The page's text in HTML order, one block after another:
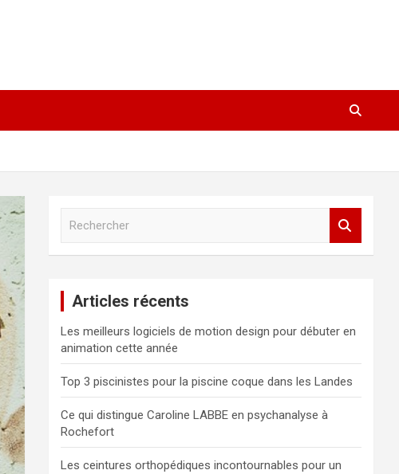
c
h
e
r
Articles récents
Les meilleurs logiciels de motion design pour débuter en
animation cette année
Top 3 piscinistes pour la piscine coque dans les Landes
Ce qui distingue Caroline LABBE en psychanalyse à
Rochefort
Les ceintures orthopédiques incontournables pour un